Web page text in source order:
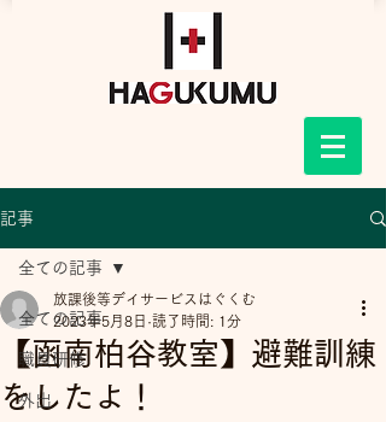
記事
全ての記事
職員研修
外出
全ての記事
【函南柏谷教室】避難訓練
をしたよ！
放課後等デイサービスはぐくむ
2023年5月8日 読了時間: 1分